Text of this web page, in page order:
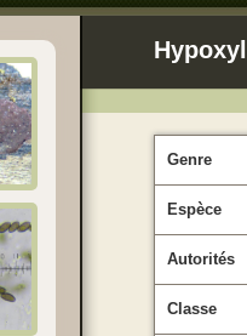
Genre
Espèce
Autorités
Classe